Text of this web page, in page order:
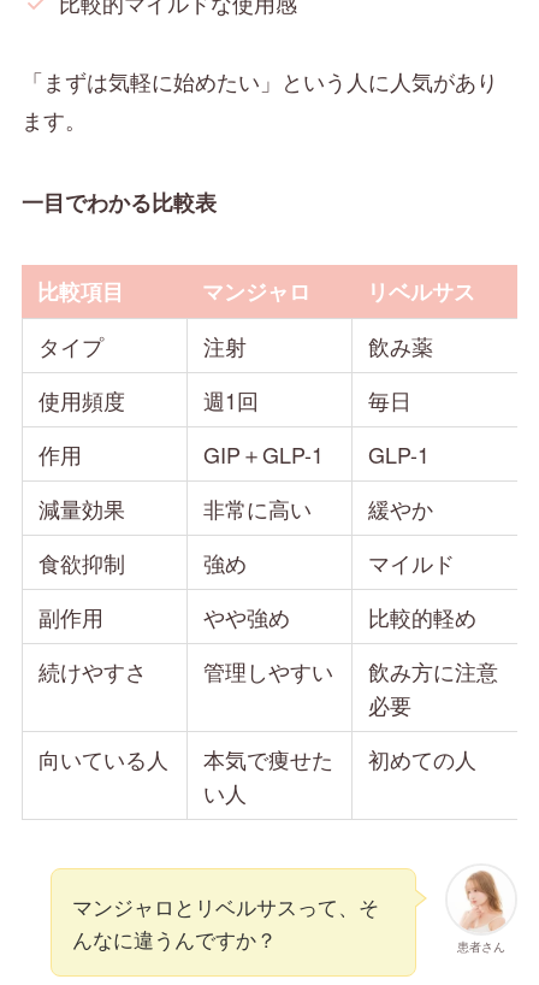
「まずは気軽に始めたい」という人に人気があり
ます。
一目でわかる比較表
比較項目 マンジャロ
リベルサス
タイプ
注射
飲み薬
使用頻度
週1回
毎日
作用
GIP＋GLP-1
GLP-1
減量効果
非常に高い
緩やか
食欲抑制
強め
マイルド
副作用
やや強め
比較的軽め
続けやすさ
管理しやすい
飲み方に注意
必要
向いている人
本気で痩せた
い人
初めての人
患者さん
マンジャロとリベルサスって、そ
んなに違うんですか？